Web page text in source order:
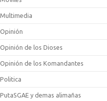
Multimedia
Opinión
Opinión de los Dioses
Opinión de los Komandantes
Politica
PutaSGAE y demas alimañas